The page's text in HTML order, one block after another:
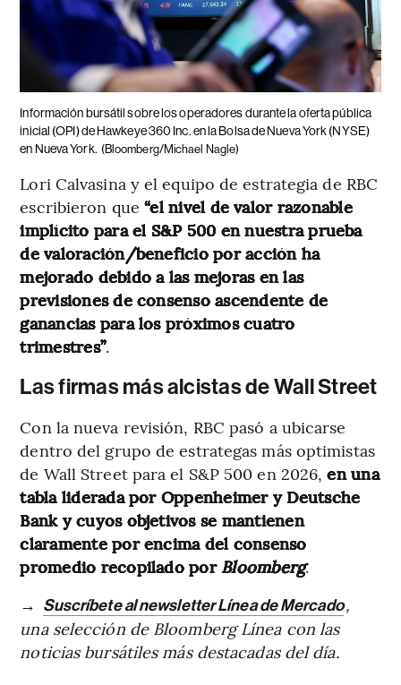
Información bursátil sobre los operadores durante la oferta pública
inicial (OPI) de Hawkeye 360 ​​Inc. en la Bolsa de Nueva York (NYSE)
en Nueva York. (Bloomberg/Michael Nagle)
Lori Calvasina y el equipo de estrategia de RBC
escribieron que “el nivel de valor razonable
implícito para el S&P 500 en nuestra prueba
de valoración/beneficio por acción ha
mejorado debido a las mejoras en las
previsiones de consenso ascendente de
ganancias para los próximos cuatro
trimestres”.
Las firmas más alcistas de Wall Street
Con la nueva revisión, RBC pasó a ubicarse
dentro del grupo de estrategas más optimistas
de Wall Street para el S&P 500 en 2026,en una
tabla liderada por Oppenheimer y Deutsche
Bank y cuyos objetivos se mantienen
claramente por encima del consenso
promedio recopilado por Bloomberg.
→ Suscríbete al newsletter Línea de Mercado,
una selección de Bloomberg Línea con las
noticias bursátiles más destacadas del día.